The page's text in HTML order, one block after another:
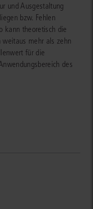
und Ausgestaltung
bzw. Fehlen
kann theoretisch die
weitaus mehr als zehn
für die
des